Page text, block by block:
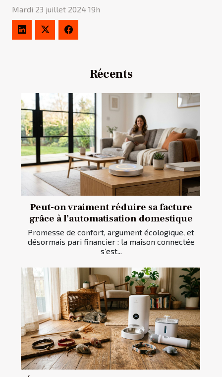
Mardi 23 juillet 2024 19h
Récents
Peut-on vraiment réduire sa facture
grâce à l’automatisation domestique
Promesse de confort, argument écologique, et
désormais pari financier : la maison connectée
s’est...